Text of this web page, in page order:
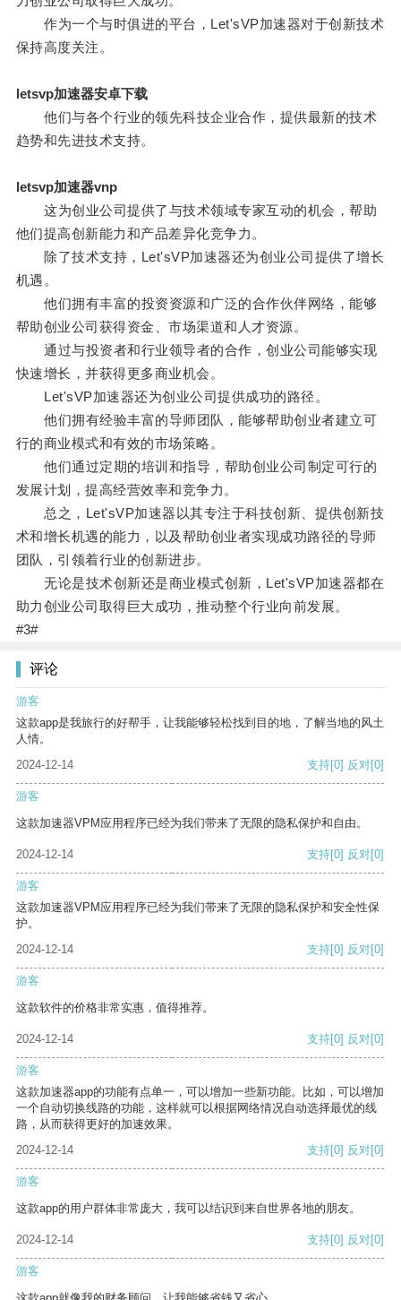
作为一个与时俱进的平台，Let'sVP加速器对于创新技术
保持高度关注。
letsvp加速器安卓下载
他们与各个行业的领先科技企业合作，提供最新的技术
趋势和先进技术支持。
letsvp加速器vnp
这为创业公司提供了与技术领域专家互动的机会，帮助
他们提高创新能力和产品差异化竞争力。
除了技术支持，Let'sVP加速器还为创业公司提供了增长
机遇。
他们拥有丰富的投资资源和广泛的合作伙伴网络，能够
帮助创业公司获得资金、市场渠道和人才资源。
通过与投资者和行业领导者的合作，创业公司能够实现
快速增长，并获得更多商业机会。
Let'sVP加速器还为创业公司提供成功的路径。
他们拥有经验丰富的导师团队，能够帮助创业者建立可
行的商业模式和有效的市场策略。
他们通过定期的培训和指导，帮助创业公司制定可行的
发展计划，提高经营效率和竞争力。
总之，Let'sVP加速器以其专注于科技创新、提供创新技
术和增长机遇的能力，以及帮助创业者实现成功路径的导师
团队，引领着行业的创新进步。
无论是技术创新还是商业模式创新，Let'sVP加速器都在
助力创业公司取得巨大成功，推动整个行业向前发展。
#3#
评论
游客
这款app是我旅行的好帮手，让我能够轻松找到目的地，了解当地的风土
人情。
2024-12-14
支持[0] 反对[0]
游客
这款加速器VPM应用程序已经为我们带来了无限的隐私保护和自由。
2024-12-14 支持[0] 反对[0]
游客
这款加速器VPM应用程序已经为我们带来了无限的隐私保护和安全性保
护。
2024-12-14
支持[0] 反对[0]
游客
这款软件的价格非常实惠，值得推荐。
2024-12-14 支持[0] 反对[0]
游客
这款加速器app的功能有点单一，可以增加一些新功能。比如，可以增加
一个自动切换线路的功能，这样就可以根据网络情况自动选择最优的线
路，从而获得更好的加速效果。
2024-12-14
支持[0] 反对[0]
游客
这款app的用户群体非常庞大，我可以结识到来自世界各地的朋友。
2024-12-14 支持[0] 反对[0]
游客